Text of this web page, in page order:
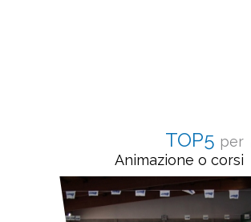
TOP5 per
Animazione o corsi